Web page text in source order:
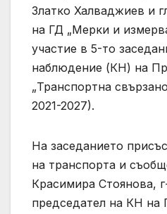
Златко Халваджиев и
на ГД „Мерки и
участие в 5-то
наблюдение (КН) на
„Транспортна
2021-2027).
На заседанието
на транспорта и
Красимира Стоянова,
председател на КН на